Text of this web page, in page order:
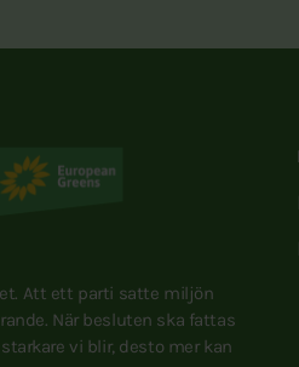
Att ett parti satte miljön
När besluten ska fattas
vi blir, desto mer kan